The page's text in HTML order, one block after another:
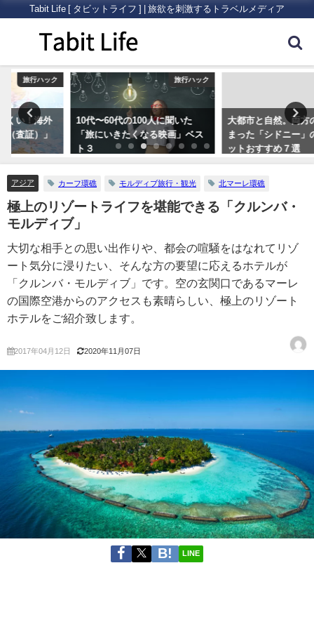
Tabit Life [ タビットライフ ] | 旅欲を刺激するトラベルメディア
旅行ハック
10代〜60代の100人に聞いた
「旅にいきたくなる映画」ベス
ト３
大都市と自然。両方の魅力が詰
まった「シドニー」の観光スポ
ットおすすめ７選
アジア カーフ環礁 モルディブ旅行・観光 北マーレ環礁
極上のリゾートライフを堪能できる「クルンバ・
モルディブ」
大切な相手との思い出作りや、都会の喧騒をはなれてリゾ
ート気分に浸りたい、そんな方の要望に応えるホテルが
「クルンバ・モルディブ」です。空の玄関口であるマーレ
の国際空港からのアクセスも素晴らしい、極上のリゾート
ホテルをご紹介致します。
2017年04月12日 2020年11月07日
LINE